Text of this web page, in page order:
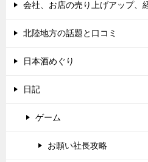
会社、お店の売り上げアップ、
北陸地方の話題と口コミ
日本酒めぐり
日記
ゲーム
お願い社長攻略